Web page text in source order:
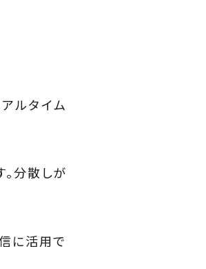
ルタイム
分散しが
に活用で